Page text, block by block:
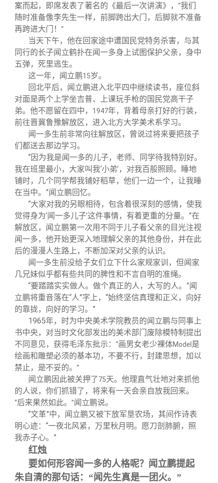
案而起，即席发表了著名的《最后一次讲演》， “我们
随时准备像李先生一样，前脚跨出大门，后脚就不准备
再跨进大门！ ”
当天下午，他在回家途中遭国民党特务杀害，与其
同行的长子闻立鹤扑在闻一多身上试图保护父亲，身中
五弹，死里逃生。
这一年，闻立鹏15岁。
回北平后，闻立鹏进入北平四中继续读书，座位斜
对面是两个上学坐吉普、上课玩手枪的国民党高干子
弟。他不愿留在四中，
1947年，背着母亲打好的行装，
前往晋冀鲁豫解放区，进入北方大学美术系学习。
闻一多生前非常向往解放区，曾说过将来要把孩子
们都送去那边学习。
“因为我是闻一多的儿子，老师、同学待我特别好。
我在班里最小，大家叫我‘小弟’，对我百般照顾。睡地
铺时，几个同学帮我铺好稻草，他们一边一个，让我睡
在当中。”闻立鹏回忆。
“大家对我的另眼相待，包含着很深刻的感情，使我
觉得身为‘闻一多儿子’这件事情，有着更重的分量。”在
解放区，闻立鹏第一次用不同于儿子看父亲的目光注视
闻一多，他开始更深入地理解父亲的其他身份，并在此
后的漫漫人生路上，不断加深对父亲的认识。
闻一多生前没给子女们立下什么家规家训，但闻家
几兄妹似乎都有些共同的脾性和不言自明的准绳。
“要踏踏实实做人。做个真正的人，大写的人。”闻
立鹏将重音落在“人”字上，“始终坚信真理和正义，向好
的靠拢，向好的学习。”
1965年，时为中央美术学院教员的闻立鹏与同事上
书中央，对当时文化部发出的美术部门废除模特制提出
不同意见，获得毛泽东批示： “画男女老少裸体Model是
绘画和雕塑必须的基本功，不要不行，封建思想，加以
禁止，是不妥的。 ”
闻立鹏因此被关押了75天。他理直气壮地对来抓他
的人说，你们抓错了，将来有一天会亲自放我回来。
“后来果然如此。 ”闻立鹏说。
“文革”中，闻立鹏又被下放军垦农场，其间作诗表
明心迹：“一夜北风紧，万里秋月明。愿刀剖肺腑，照
我赤子心。”
红烛
要如何形容闻一多的人格呢？闻立鹏提起
朱自清的那句话：“闻先生真是一团火。”